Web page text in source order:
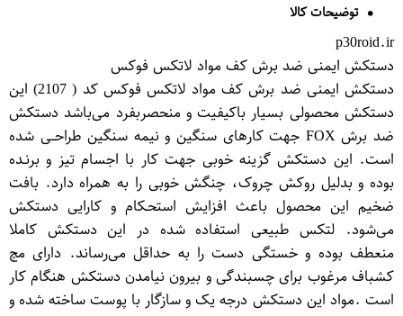
توضیحات کالا
p30roid.ir
دستکش ایمنی ضد برش کف مواد لاتکس فوکس
دستکش ایمنی ضد برش کف مواد لاتکس فوکس کد ( 2107) این
دستکش محصولی بسیار باکیفیت و منحصربفرد می‌باشد دستکش
ضد برش FOX جهت کارهای سنگین و نیمه سنگین طراحــی شده
است. این دستکش گزینه خوبی جهت کار با اجسام تیز و برنـده
بوده و بدلیل روکش چروک، چنگش خوبی را به همراه دارد. بافت
ضخیم این محصول باعث افزایش استحـکام و کارایی دستکش
می‌شود. لتکس طبیعی استفاده شده در این دستکش کاملا
منعطف بوده و خستگی دست را به حداقل می‌رساند. دارای مچ
کشباف مرغوب برای چسبندگی و بیرون نیامدن دستکش هنگام کار
است .مواد این دستکش درجه یک و سازگار با پوست ساخته شده و